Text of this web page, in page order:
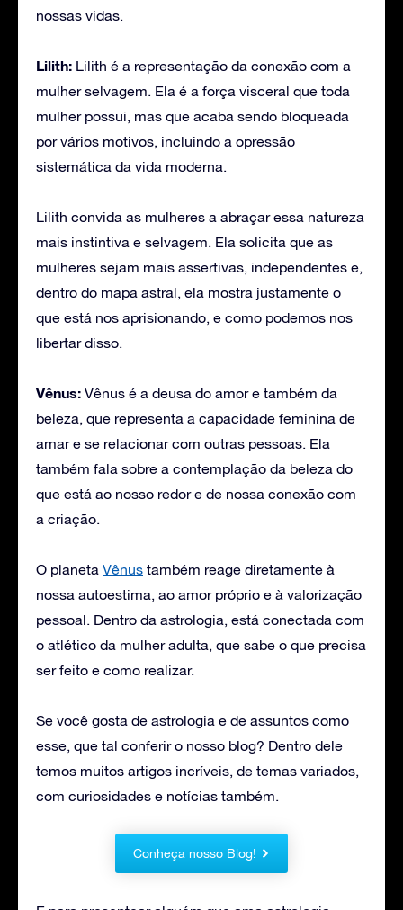
nossas vidas.
Lilith: Lilith é a representação da conexão com a
mulher selvagem. Ela é a força visceral que toda
mulher possui, mas que acaba sendo bloqueada
por vários motivos, incluindo a opressão
sistemática da vida moderna.
Lilith convida as mulheres a abraçar essa natureza
mais instintiva e selvagem. Ela solicita que as
mulheres sejam mais assertivas, independentes e,
dentro do mapa astral, ela mostra justamente o
que está nos aprisionando, e como podemos nos
libertar disso.
Vênus: Vênus é a deusa do amor e também da
beleza, que representa a capacidade feminina de
amar e se relacionar com outras pessoas. Ela
também fala sobre a contemplação da beleza do
que está ao nosso redor e de nossa conexão com
a criação.
O planeta Vênus também reage diretamente à
nossa autoestima, ao amor próprio e à valorização
pessoal. Dentro da astrologia, está conectada com
o atlético da mulher adulta, que sabe o que precisa
ser feito e como realizar.
Se você gosta de astrologia e de assuntos como
esse, que tal conferir o nosso blog? Dentro dele
temos muitos artigos incríveis, de temas variados,
com curiosidades e notícias também.
Conheça nosso Blog!